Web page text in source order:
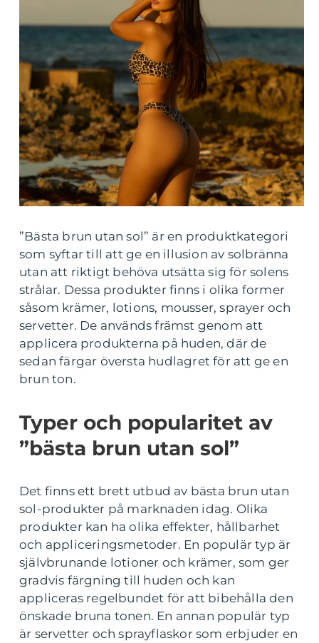
”Bästa brun utan sol” är en produktkategori
som syftar till att ge en illusion av solbränna
utan att riktigt behöva utsätta sig för solens
strålar. Dessa produkter finns i olika former
såsom krämer, lotions, mousser, sprayer och
servetter. De används främst genom att
applicera produkterna på huden, där de
sedan färgar översta hudlagret för att ge en
brun ton.
Typer och popularitet av
”bästa brun utan sol”
Det finns ett brett utbud av bästa brun utan
sol-produkter på marknaden idag. Olika
produkter kan ha olika effekter, hållbarhet
och appliceringsmetoder. En populär typ är
självbrunande lotioner och krämer, som ger
gradvis färgning till huden och kan
appliceras regelbundet för att bibehålla den
önskade bruna tonen. En annan populär typ
är servetter och sprayflaskor som erbjuder en